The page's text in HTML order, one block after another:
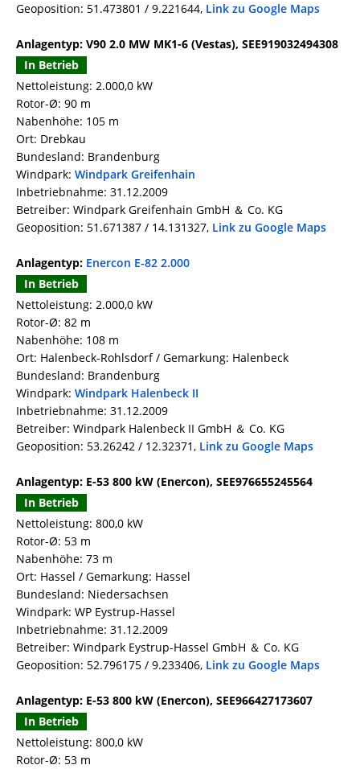
Geoposition: 51.473801 / 9.221644, Link zu Google Maps
Anlagentyp: V90 2.0 MW MK1-6 (Vestas), SEE919032494308
In Betrieb
Nettoleistung: 2.000,0 kW
Rotor-Ø: 90 m
Nabenhöhe: 105 m
Ort: Drebkau
Bundesland: Brandenburg
Windpark: Windpark Greifenhain
Inbetriebnahme: 31.12.2009
Betreiber: Windpark Greifenhain GmbH ＆ Co. KG
Geoposition: 51.671387 / 14.131327, Link zu Google Maps
Anlagentyp: Enercon E-82 2.000
In Betrieb
Nettoleistung: 2.000,0 kW
Rotor-Ø: 82 m
Nabenhöhe: 108 m
Ort: Halenbeck-Rohlsdorf / Gemarkung: Halenbeck
Bundesland: Brandenburg
Windpark: Windpark Halenbeck II
Inbetriebnahme: 31.12.2009
Betreiber: Windpark Halenbeck II GmbH ＆ Co. KG
Geoposition: 53.26242 / 12.32371, Link zu Google Maps
Anlagentyp: E-53 800 kW (Enercon), SEE976655245564
In Betrieb
Nettoleistung: 800,0 kW
Rotor-Ø: 53 m
Nabenhöhe: 73 m
Ort: Hassel / Gemarkung: Hassel
Bundesland: Niedersachsen
Windpark: WP Eystrup-Hassel
Inbetriebnahme: 31.12.2009
Betreiber: Windpark Eystrup-Hassel GmbH ＆ Co. KG
Geoposition: 52.796175 / 9.233406, Link zu Google Maps
Anlagentyp: E-53 800 kW (Enercon), SEE966427173607
In Betrieb
Nettoleistung: 800,0 kW
Rotor-Ø: 53 m